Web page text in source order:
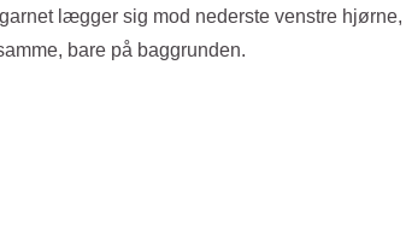
lægger sig mod nederste venstre
bare på baggrunden.